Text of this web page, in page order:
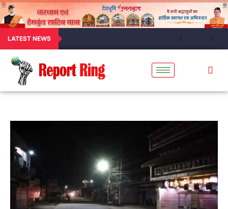
LATEST NEWS